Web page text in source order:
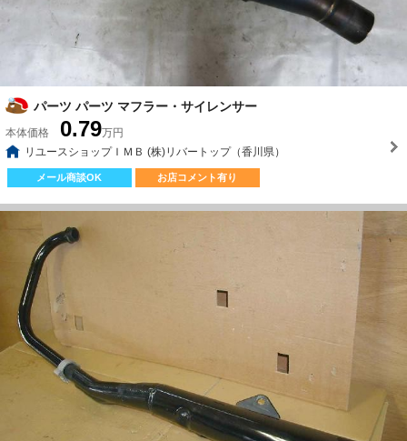
パーツ パーツ マフラー・サイレンサー
本体価格 0.79万円
リユースショップＩＭＢ (株)リバートップ（香川県）
メール商談OK お店コメント有り